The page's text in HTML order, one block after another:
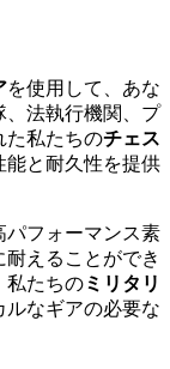
を使用して、あな
、法執行機関、プ
た私たちのチェス
能と耐久性を提供
パフォーマンス素
えることができ
私たちのミリタリ
なギアの必要な